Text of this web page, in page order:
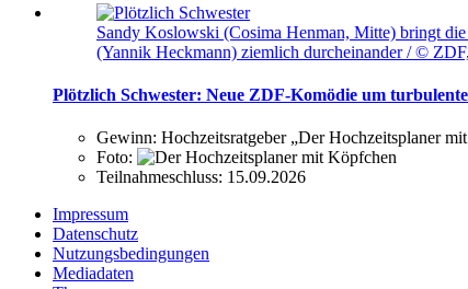
Sandy Koslowski (Cosima Henman, Mitte) bringt
(Yannik Heckmann) ziemlich durcheinander / ©
Plötzlich Schwester: Neue ZDF-Komödie um
Gewinn: Hochzeitsratgeber „Der Hochzeitsplaner
Foto:
Teilnahmeschluss: 15.09.2026
Impressum
Datenschutz
Nutzungsbedingungen
Mediadaten